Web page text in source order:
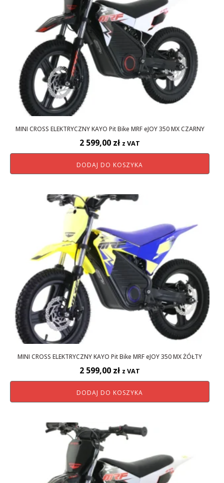
MINI CROSS ELEKTRYCZNY KAYO Pit Bike MRF eJOY 350 MX CZARNY
2 599,00 zł z VAT
DODAJ DO KOSZYKA
MINI CROSS ELEKTRYCZNY KAYO Pit Bike MRF eJOY 350 MX ŻÓŁTY
2 599,00 zł z VAT
DODAJ DO KOSZYKA